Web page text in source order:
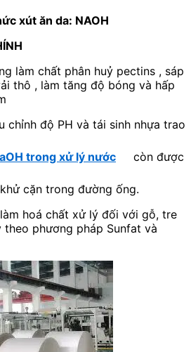
xút ăn da: NAOH
làm chất phân huỷ pectins , sáp
thô , làm tăng độ bóng và hấp
chỉnh độ PH và tái sinh nhựa trao
trong xử lý nước còn được
cặn trong đường ống.
làm hoá chất xử lý đối với gỗ, tre
theo phương pháp Sunfat và